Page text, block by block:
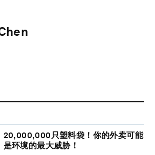
20,000,000只塑料袋！你的外卖可能
是环境的最大威胁！